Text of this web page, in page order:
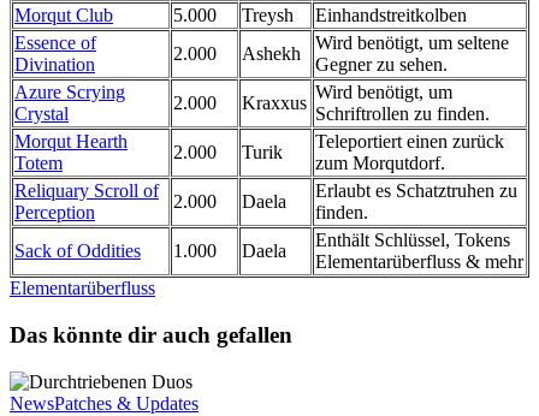
Morqut Club
5.000 Treysh
Einhandstreitkolben
Essence of
Divination
2.000 Ashekh
Wird benötigt, um seltene
Gegner zu sehen.
Azure Scrying
Crystal
2.000 Kraxxus
Wird benötigt, um
Schriftrollen zu finden.
Morqut Hearth
Totem
2.000 Turik
Teleportiert einen zurück
zum Morqutdorf.
Reliquary Scroll of
Perception
2.000 Daela
Erlaubt es Schatztruhen zu
finden.
Sack of Oddities
1.000 Daela
Enthält Schlüssel, Tokens
Elementarüberfluss & mehr
Elementarüberfluss
Das könnte dir auch gefallen
NewsPatches & Updates